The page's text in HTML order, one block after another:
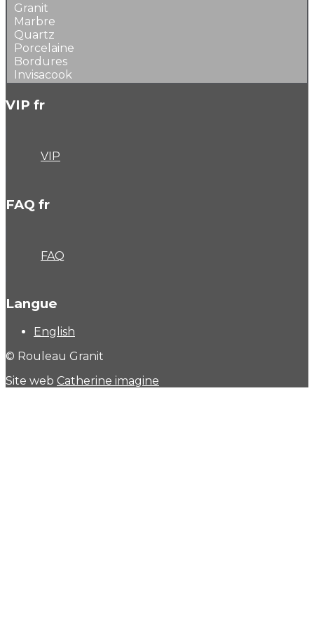
Granit
Marbre
Quartz
Porcelaine
Bordures
Invisacook
VIP fr
VIP
FAQ fr
FAQ
Langue
English
© Rouleau Granit
Site web Catherine imagine